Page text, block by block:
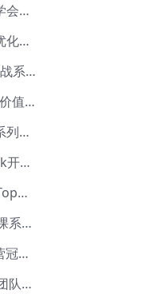
米课.颜Sir三天两夜学会建站，价值6900，MI课甄选课程 【Ag-0055】
2026同款孙谦.谷歌优化师部落内部VIP实战教程|价值4999元全网独家解码（官方报名版本）【@034】
米课毅冰领英开发实战系列教程，价值3980，跨境必选【Ag-0049】
曾亮品贝SEO课程（价值：9800）品贝全系列教程 【Ab-0022】
米课.老华商业课 全系列实战教程，跨境电商必学，价值16900元【Ag-0053】
新版外土司FaceBook开发冠军全系列教程【Ab-0021】
新版鼎贸Coco.外贸Top业务课 (圈内首次独家解码|460节课)【Ag-0091】
米课颜Sir询盘自由课系列视频教程【Ag-0020】
新版外土司领英运营冠军【Ag-0047】
环新网络.谷歌大叔团队谷歌SEO实战教程【Ab-0024】